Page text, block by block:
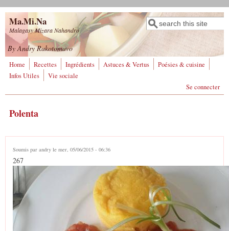
Aller au contenu principal
Ma.Mi.Na
Malagasy Mizara Nahandro
Formulaire de
recherche
Rechercher
By Andry Rakotomavo
Home Recettes Ingrédients Astuces & Vertus
Poésies & cuisine
Infos Utiles
Vie sociale
Se connecter
Polenta
Soumis par andry le mer, 05/06/2015 - 06:36
267